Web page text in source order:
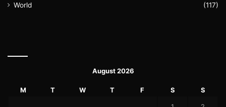
World
(117)
August 2026
M T W T F S S